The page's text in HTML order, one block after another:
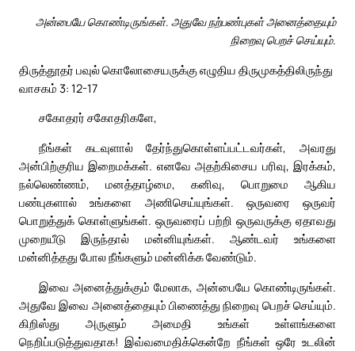
அன்பையே கொண்டிருங்கள். அதுவே நற்பண்புகள் அனைத்தையும்
நிறைவு பெறச் செய்யும்.
திருத்தூதர் பவுல் கொலோசையருக்கு எழுதிய திருமுகத்திலிருந்து
வாசகம் 3: 12-17
சகோதரர் சகோதரிகளே,
நீங்கள் கடவுளால் தேர்ந்துகொள்ளப்பட்டவர்கள், அவரது
அன்பிற்குரிய இறைமக்கள். எனவே அதற்கிசைய பரிவு, இரக்கம்,
நல்லெண்ணம், மனத்தாழ்மை, கனிவு, பொறுமை ஆகிய
பண்புகளால் உங்களை அணிசெய்யுங்கள். ஒருவரை ஒருவர்
பொறுத்துக் கொள்ளுங்கள். ஒருவரைப் பற்றி ஒருவருக்கு ஏதாவது
முறையீடு இருந்தால் மன்னியுங்கள். ஆண்டவர் உங்களை
மன்னித்தது போல நீங்களும் மன்னிக்க வேண்டும்.
இவை அனைத்துக்கும் மேலாக, அன்பையே கொண்டிருங்கள்.
அதுவே இவை அனைத்தையும் பிணைத்து நிறைவு பெறச் செய்யும்.
கிறிஸ்து அருளும் அமைதி உங்கள் உள்ளங்களை
நெறிப்படுத்துவதாக! இவ்வமைதிக்கென்றே நீங்கள் ஒரே உடலின்